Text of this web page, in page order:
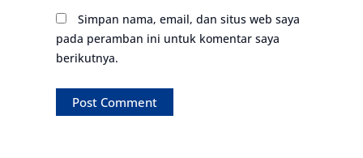
Simpan nama, email, dan situs web saya
pada peramban ini untuk komentar saya
berikutnya.